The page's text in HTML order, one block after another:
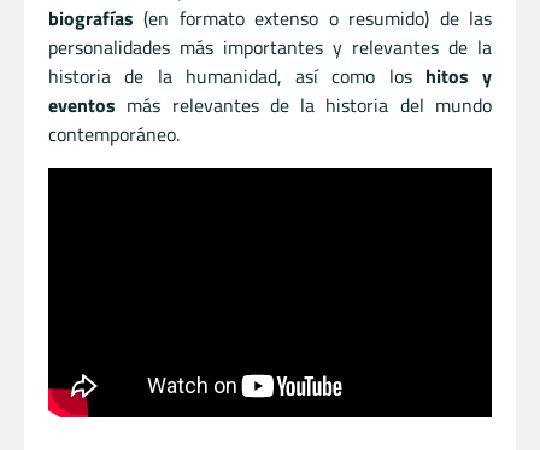
biografías (en formato extenso o resumido) de las
personalidades más importantes y relevantes de la
historia de la humanidad, así como los hitos y
eventos más relevantes de la historia del mundo
contemporáneo.